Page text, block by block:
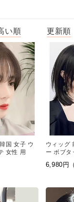
い順 更新順
国 女子 ウ
女性 用
ウィッグ
ー ボブタ
6,980円